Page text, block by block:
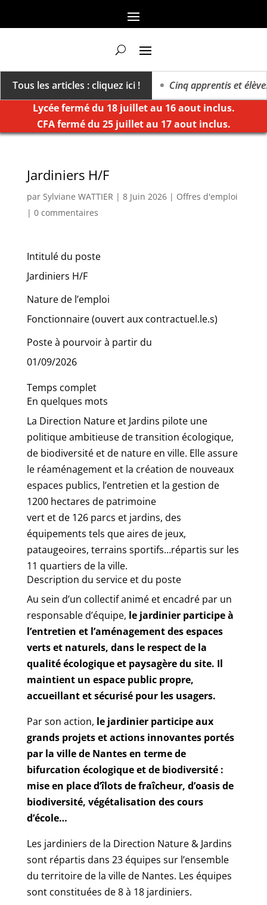
Tous les articles : cliquez ici !
un millésime des extrêmes »
Cinq apprentis et élèves
Lycée fermé du 18 juillet au 16 aout inclus.
CFA fermé du 25 juillet au 17 aout inclus.
Jardiniers H/F
par Sylviane WATTIER | 8 Juin 2026| Offres d'emploi
| 0 commentaires
Intitulé du poste
Jardiniers H/F
Nature de l’emploi
Fonctionnaire (ouvert aux contractuel.le.s)
Poste à pourvoir à partir du
01/09/2026
Temps complet
En quelques mots
La Direction Nature et Jardins pilote une
politique ambitieuse de transition écologique,
de biodiversité et de nature en ville. Elle assure
le réaménagement et la création de nouveaux
espaces publics, l’entretien et la gestion de
1200 hectares de patrimoine
vert et de 126 parcs et jardins, des
équipements tels que aires de jeux,
pataugeoires, terrains sportifs…répartis sur les
11 quartiers de la ville.
Description du service et du poste
Au sein d’un collectif animé et encadré par un
responsable d’équipe, le jardinier participe à
l’entretien et l’aménagement des espaces
verts et naturels, dans le respect de la
qualité écologique et paysagère du site. Il
maintient un espace public propre,
accueillant et sécurisé pour les usagers.
Par son action, le jardinier participe aux
grands projets et actions innovantes portés
par la ville de Nantes en terme de
bifurcation écologique et de biodiversité :
mise en place d’îlots de fraîcheur, d’oasis de
biodiversité, végétalisation des cours
d’école…
Les jardiniers de la Direction Nature & Jardins
sont répartis dans 23 équipes sur l’ensemble
du territoire de la ville de Nantes. Les équipes
sont constituées de 8 à 18 jardiniers.